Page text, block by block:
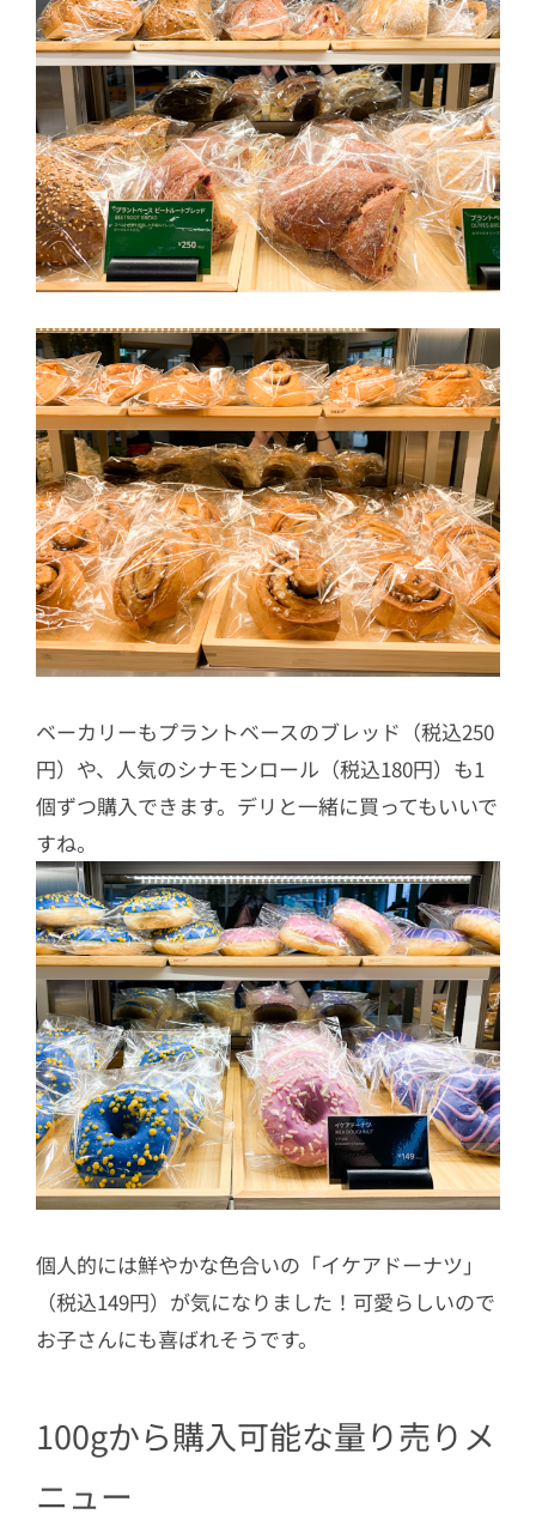
ベーカリーもプラントベースのブレッド（税込250
円）や、人気のシナモンロール（税込180円）も1
個ずつ購入できます。デリと一緒に買ってもいいで
すね。
個人的には鮮やかな色合いの「イケアドーナツ」
（税込149円）が気になりました！可愛らしいので
お子さんにも喜ばれそうです。
100gから購入可能な量り売りメ
ニュー